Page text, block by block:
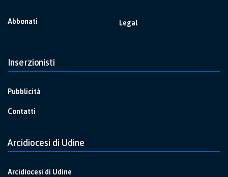
Abbonati Legal
Inserzionisti
Pubblicità
Contatti
Arcidiocesi di Udine
Arcidiocesi di Udine